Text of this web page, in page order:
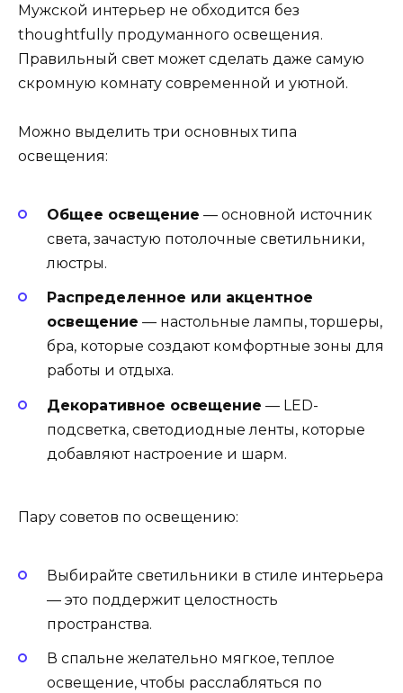
Мужской интерьер не обходится без
thoughtfully продуманного освещения.
Правильный свет может сделать даже самую
скромную комнату современной и уютной.
Можно выделить три основных типа
освещения:
Общее освещение — основной источник
света, зачастую потолочные светильники,
люстры.
Распределенное или акцентное
освещение — настольные лампы, торшеры,
бра, которые создают комфортные зоны для
работы и отдыха.
Декоративное освещение — LED-
подсветка, светодиодные ленты, которые
добавляют настроение и шарм.
Пару советов по освещению:
Выбирайте светильники в стиле интерьера
— это поддержит целостность
пространства.
В спальне желательно мягкое, теплое
освещение, чтобы расслабляться по